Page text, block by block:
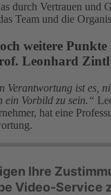
durch Vertrauen und
Team und die
weitere Punkte
Leonhard Zintl
Verantwortung ist es,
ein Vorbild zu sein.“
hat eine
Ihre
Video-Service